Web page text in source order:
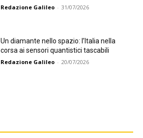
Redazione Galileo - 31/07/2026
Un diamante nello spazio: l’Italia nella
corsa ai sensori quantistici tascabili
Redazione Galileo - 20/07/2026